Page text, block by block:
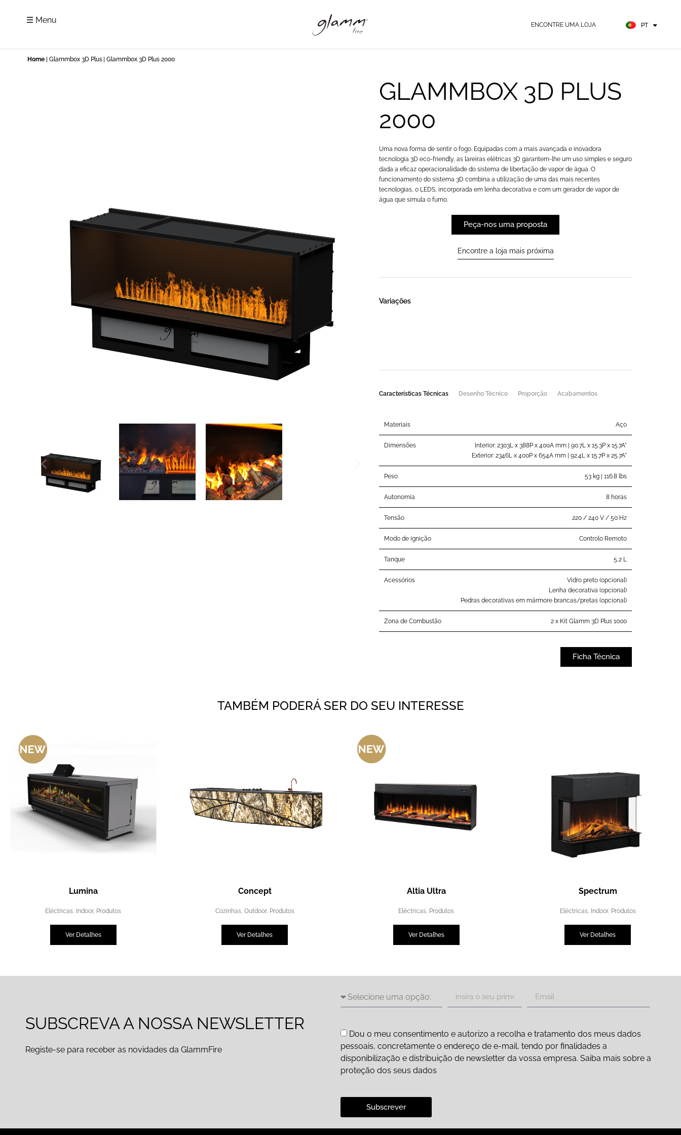
☰ Menu ENCONTRE UMA LOJA PT
DE
Home Glammbox 3D Plus | Glammbox 3D Plus 2000
GLAMMBOX 3D PLUS
2000
Uma nova forma de sentir o fogo. Equipadas com a mais avançada e inovadora
tecnologia 3D eco-friendly, as lareiras elétricas 3D garantem-lhe um uso simples e seguro
dada a eficaz operacionalidade do sistema de libertação de vapor de água. O
funcionamento do sistema 3D combina a utilização de uma das mais recentes
tecnologias, o LEDS, incorporada em lenha decorativa e com um gerador de vapor de
água que simula o fumo.
Peça-nos uma proposta
Encontre a loja mais próxima
Variações
Características Técnicas Desenho Técnico Proporção Acabamentos
Materiais Aço
Dimensões
Interior: 2303L x 388P x 400A mm | 90.7L x 15.3P x 15.7A"
Exterior: 2346L x 400P x 654A mm | 92.4L x 15.7P x 25.7A"
Peso 53 kg | 116.8 lbs
Autonomia 8 horas
Tensão 220 / 240 V / 50 Hz
Modo de ignição Controlo Remoto
Tanque 5,2 L
Acessórios
Vidro preto (opcional)
Lenha decorativa (opcional)
Pedras decorativas em mármore brancas/pretas (opcional)
Zona de Combustão 2 x Kit Glamm 3D Plus 1000
Ficha Técnica
TAMBÉM PODERÁ SER DO SEU INTERESSE
Lumina
Eléctricas, Indoor, Produtos
Ver Detalhes
Concept
Cozinhas, Outdoor, Produtos
Ver Detalhes
Altia Ultra
Eléctricas, Produtos
Ver Detalhes
Spectrum
Eléctricas, Indoor, Produtos
Ver Detalhes
SUBSCREVA A NOSSA NEWSLETTER
Registe-se para receber as novidades da GlammFire
Dou o meu consentimento e autorizo a recolha e tratamento dos meus dados
pessoais, concretamente o endereço de e-mail, tendo por finalidades a
disponibilização e distribuição de newsletter da vossa empresa. Saiba mais sobre a
proteção dos seus dados
Subscrever